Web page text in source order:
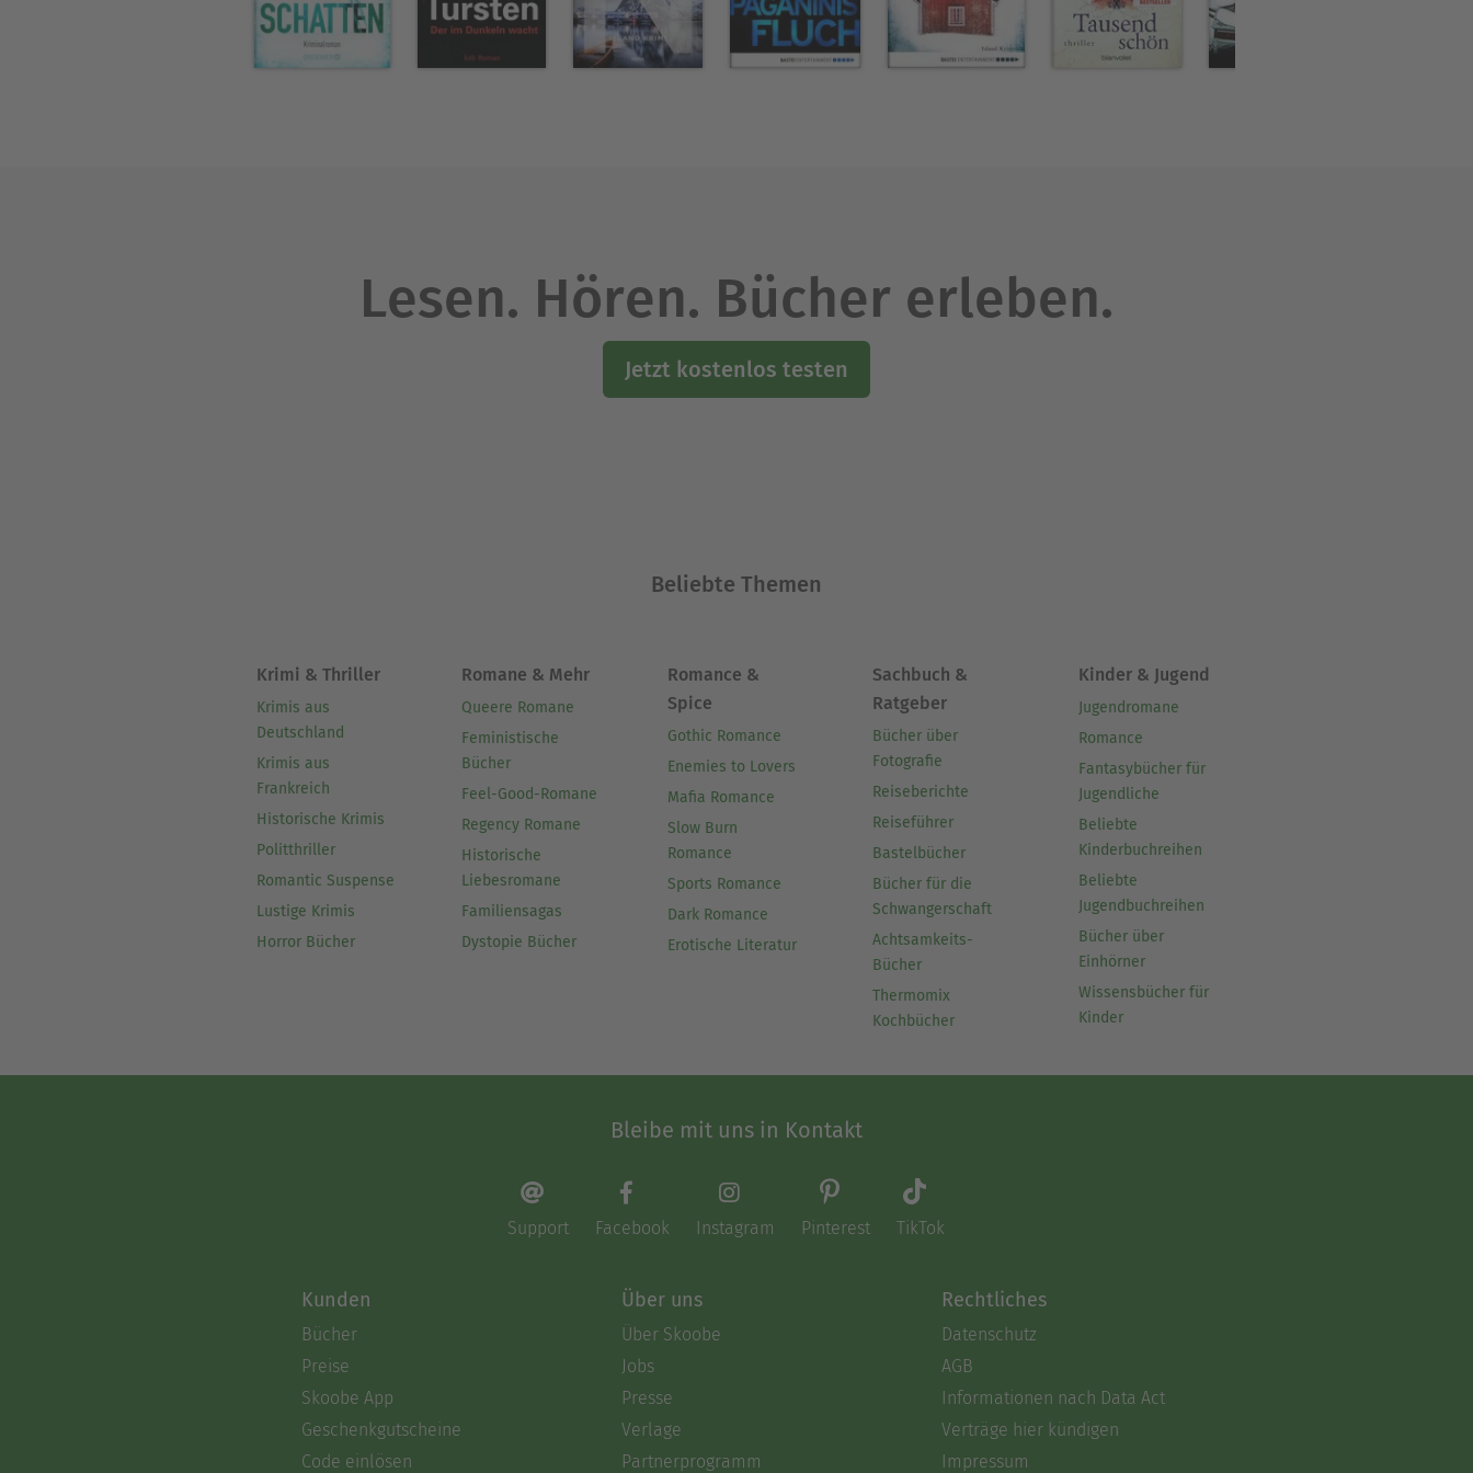
Lesen. Hören. Bücher erleben.
Jetzt kostenlos testen
Beliebte Themen
Krimi & Thriller
Krimis aus
Deutschland
Krimis aus
Frankreich
Historische Krimis
Politthriller
Romantic Suspense
Lustige Krimis
Horror Bücher
Romane & Mehr
Queere Romane
Feministische
Bücher
Feel-Good-Romane
Regency Romane
Historische
Liebesromane
Familiensagas
Dystopie Bücher
Romance &
Spice
Gothic Romance
Enemies to Lovers
Mafia Romance
Slow Burn
Romance
Sports Romance
Dark Romance
Erotische Literatur
Sachbuch &
Ratgeber
Bücher über
Fotografie
Reiseberichte
Reiseführer
Bastelbücher
Bücher für die
Schwangerschaft
Achtsamkeits-
Bücher
Thermomix
Kochbücher
Kinder & Jugend
Jugendromane
Romance
Fantasybücher für
Jugendliche
Beliebte
Kinderbuchreihen
Beliebte
Jugendbuchreihen
Bücher über
Einhörner
Wissensbücher für
Kinder
Bleibe mit uns in Kontakt
Support Facebook Instagram Pinterest TikTok
Kunden
Bücher
Preise
Skoobe App
Geschenkgutscheine
Code einlösen
Über uns
Über Skoobe
Jobs
Presse
Verlage
Partnerprogramm
Rechtliches
Datenschutz
AGB
Informationen nach Data Act
Verträge hier kündigen
Impressum